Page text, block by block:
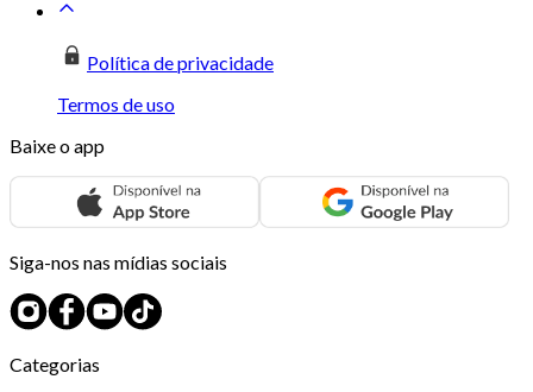
Política de privacidade
Termos de uso
Baixe o app
Siga-nos nas mídias sociais
Categorias